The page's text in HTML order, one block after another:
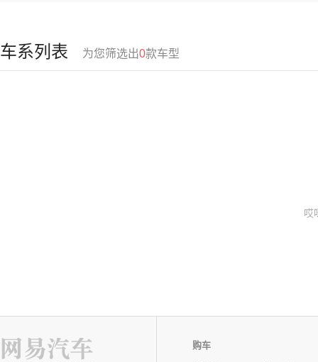
车系列表 为您筛选出0款车型
哎
购车